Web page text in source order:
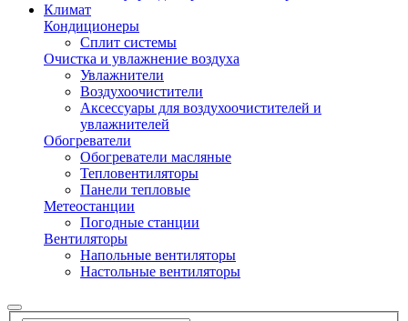
Климат
Кондиционеры
Сплит системы
Очистка и увлажнение воздуха
Увлажнители
Воздухоочистители
Аксессуары для воздухоочистителей и
увлажнителей
Обогреватели
Обогреватели масляные
Тепловентиляторы
Панели тепловые
Метеостанции
Погодные станции
Вентиляторы
Напольные вентиляторы
Настольные вентиляторы